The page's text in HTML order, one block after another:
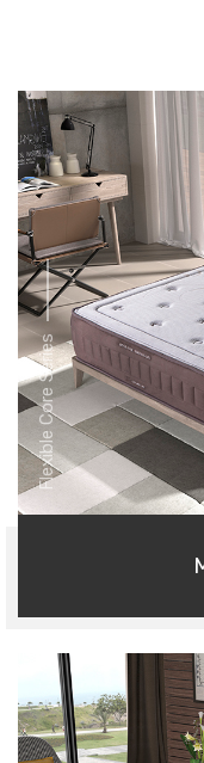
Flexible Core Series